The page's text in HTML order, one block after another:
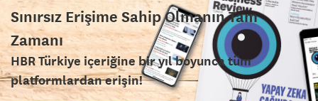
Sınırsız Erişime Sahip Olmanın Tam
Zamanı
HBR Türkiye içeriğine bir yıl boyunca tüm
platformlardan erişin!